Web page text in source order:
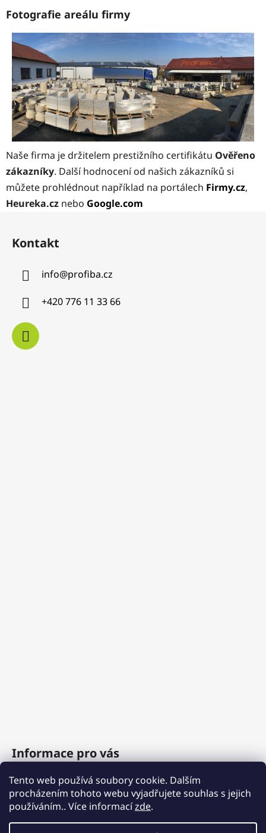
Tento web používá soubory cookie. Dalším
procházením tohoto webu vyjadřujete souhlas s jejich
používáním.. Více informacízde.
Fotografie areálu firmy
Naše firma je držitelem prestižního certifikátu Ověřeno
zákazníky. Další hodnocení od našich zákazníků si
můžete prohlédnout například na portálech Firmy.cz,
Heureka.cz nebo Google.com
Kontakt
info@profiba.cz
+420 776 11 33 66
Informace pro vás
O nás
Obchodní podmínky